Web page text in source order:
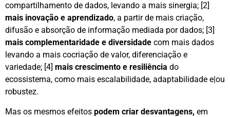
compartilhamento de dados, levando a mais sinergia; [2]
mais inovação e aprendizado, a partir de mais criação,
difusão e absorção de informação mediada por dados; [3]
mais complementaridade e diversidade com mais dados
levando a mais cocriação de valor, diferenciação e
variedade; [4] mais crescimento e resiliência do
ecossistema, como mais escalabilidade, adaptabilidade e|ou
robustez.
Mas os mesmos efeitos podem criar desvantagens, em